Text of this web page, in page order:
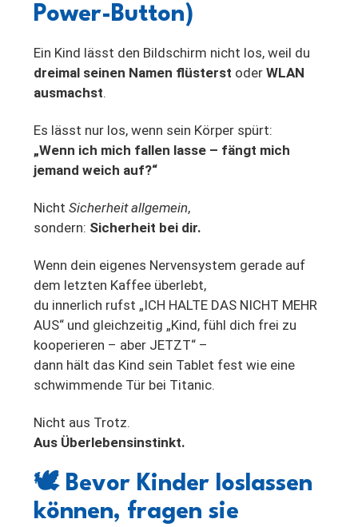
Power-Button)
Ein Kind lässt den Bildschirm nicht los, weil du
dreimal seinen Namen flüsterst oder WLAN
ausmachst.
Es lässt nur los, wenn sein Körper spürt:
„Wenn ich mich fallen lasse – fängt mich
jemand weich auf?“
Nicht Sicherheit allgemein,
sondern: Sicherheit bei dir.
Wenn dein eigenes Nervensystem gerade auf
dem letzten Kaffee überlebt,
du innerlich rufst „ICH HALTE DAS NICHT MEHR
AUS“ und gleichzeitig „Kind, fühl dich frei zu
kooperieren – aber JETZT“ –
dann hält das Kind sein Tablet fest wie eine
schwimmende Tür bei Titanic.
Nicht aus Trotz.
Aus Überlebensinstinkt.
🕊️ Bevor Kinder loslassen
können, fragen sie